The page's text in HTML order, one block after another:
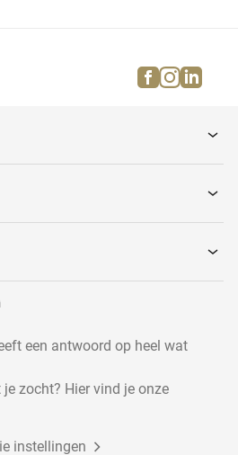
facebook
een antwoord op heel wat
zocht? Hier vind je onze
instellingen